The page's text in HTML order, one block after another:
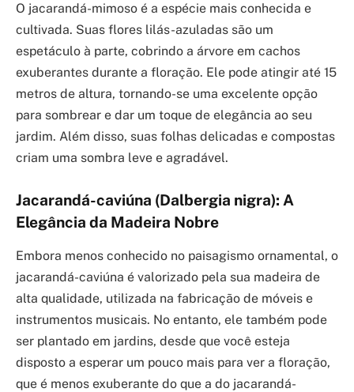
O jacarandá-mimoso é a espécie mais conhecida e
cultivada. Suas flores lilás-azuladas são um
espetáculo à parte, cobrindo a árvore em cachos
exuberantes durante a floração. Ele pode atingir até 15
metros de altura, tornando-se uma excelente opção
para sombrear e dar um toque de elegância ao seu
jardim. Além disso, suas folhas delicadas e compostas
criam uma sombra leve e agradável.
Jacarandá-caviúna (Dalbergia nigra): A
Elegância da Madeira Nobre
Embora menos conhecido no paisagismo ornamental, o
jacarandá-caviúna é valorizado pela sua madeira de
alta qualidade, utilizada na fabricação de móveis e
instrumentos musicais. No entanto, ele também pode
ser plantado em jardins, desde que você esteja
disposto a esperar um pouco mais para ver a floração,
que é menos exuberante do que a do jacarandá-